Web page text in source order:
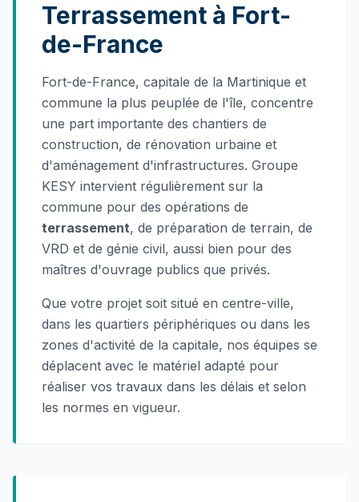
Terrassement à Fort-
de-France
Fort-de-France, capitale de la Martinique et
commune la plus peuplée de l'île, concentre
une part importante des chantiers de
construction, de rénovation urbaine et
d'aménagement d'infrastructures. Groupe
KESY intervient régulièrement sur la
commune pour des opérations de
terrassement, de préparation de terrain, de
VRD et de génie civil, aussi bien pour des
maîtres d'ouvrage publics que privés.
Que votre projet soit situé en centre-ville,
dans les quartiers périphériques ou dans les
zones d'activité de la capitale, nos équipes se
déplacent avec le matériel adapté pour
réaliser vos travaux dans les délais et selon
les normes en vigueur.